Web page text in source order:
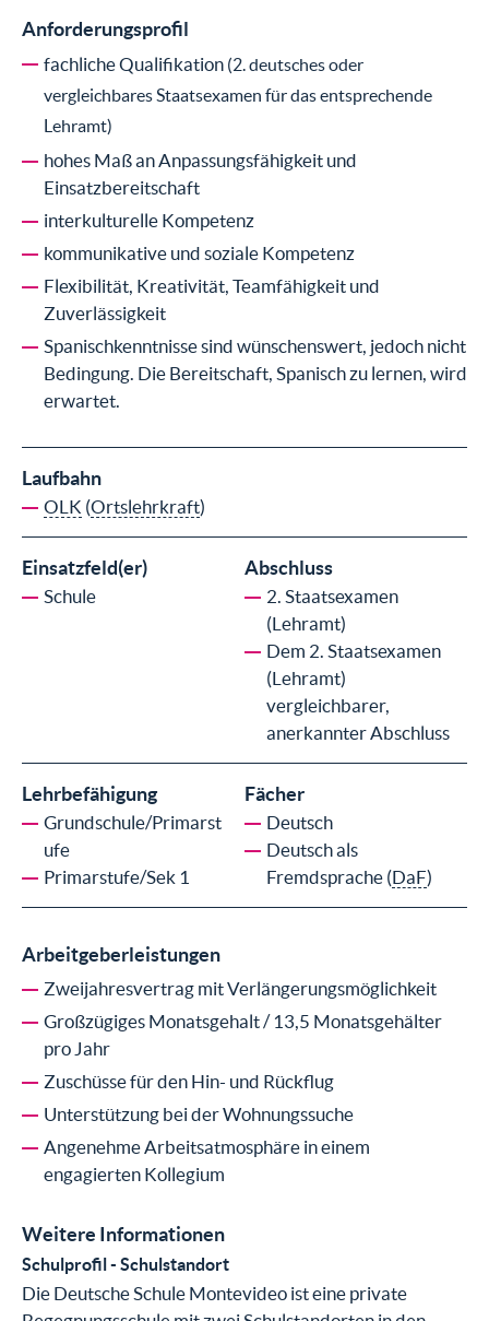
Anforderungsprofil
fachliche Qualifikation (2. deutsches oder
vergleichbares Staatsexamen für das entsprechende
Lehramt)
hohes Maß an Anpassungsfähigkeit und
Einsatzbereitschaft
interkulturelle Kompetenz
kommunikative und soziale Kompetenz
Flexibilität, Kreativität, Teamfähigkeit und
Zuverlässigkeit
Spanischkenntnisse sind wünschenswert, jedoch nicht
Bedingung. Die Bereitschaft, Spanisch zu lernen, wird
erwartet.
Laufbahn
OLK (Ortslehrkraft)
Einsatzfeld(er)
Schule
Abschluss
2. Staatsexamen
(Lehramt)
Dem 2. Staatsexamen
(Lehramt)
vergleichbarer,
anerkannter Abschluss
Lehrbefähigung
Grundschule/Primarst
ufe
Primarstufe/Sek 1
Fächer
Deutsch
Deutsch als
Fremdsprache (DaF)
Arbeitgeberleistungen
Zweijahresvertrag mit Verlängerungsmöglichkeit
Großzügiges Monatsgehalt / 13,5 Monatsgehälter
pro Jahr
Zuschüsse für den Hin- und Rückflug
Unterstützung bei der Wohnungssuche
Angenehme Arbeitsatmosphäre in einem
engagierten Kollegium
Weitere Informationen
Schulprofil - Schulstandort
Die Deutsche Schule Montevideo ist eine private